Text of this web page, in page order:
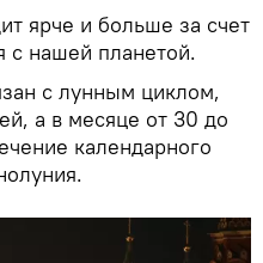
ярче и больше за счет
с нашей планетой.
с лунным циклом,
а в месяце от 30 до
календарного